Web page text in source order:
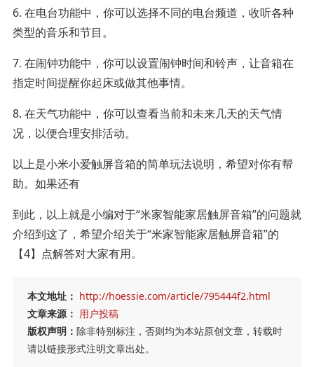
6. 在电台功能中，你可以选择不同的电台频道，收听各种
类型的音乐和节目。
7. 在闹钟功能中，你可以设置闹钟时间和铃声，让音箱在
指定时间提醒你起床或做其他事情。
8. 在天气功能中，你可以查看当前和未来几天的天气情
况，以便合理安排活动。
以上是小米小爱触屏音箱的简单玩法说明，希望对你有帮
助。如果还有
到此，以上就是小编对于“米家智能家居触屏音箱”的问题就
介绍到这了，希望介绍关于“米家智能家居触屏音箱”的
【4】点解答对大家有用。
本文地址： http://hoessie.com/article/795444f2.html
文章来源： 用户投稿
版权声明： 除非特别标注，否则均为本站原创文章，转载时
请以链接形式注明文章出处。